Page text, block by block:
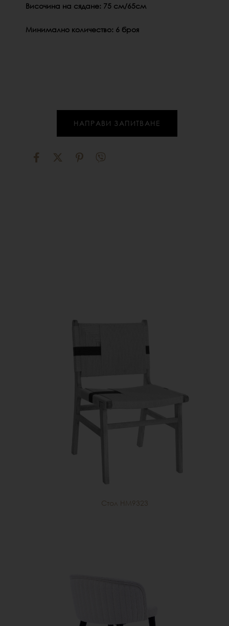
Височина на сядане: 75 см/65см
Минимално количество: 6 броя
НАПРАВИ ЗАПИТВАНЕ
Стол HM9323